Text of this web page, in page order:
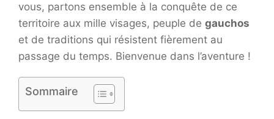
vous, partons ensemble à la conquête de ce
territoire aux mille visages, peuple de gauchos
et de traditions qui résistent fièrement au
passage du temps. Bienvenue dans l’aventure !
Sommaire